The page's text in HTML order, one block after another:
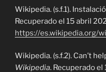
Wikipedia. (s.f.1).
Recuperado el 15 abril
https://es.wikipedia.org/
Wikipedia. (s.f.2). Can’t
Wikipedia. Recuperado el